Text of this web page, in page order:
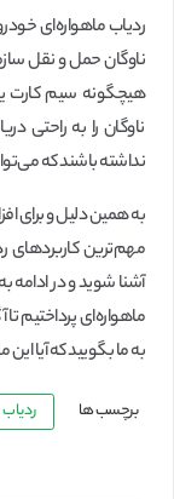
ردیاب ماهواره‌ای
ناوگان حمل و نقل
هیچگونه سیم کارت
ناوگان را به راحتی
نداشته باشند که
به همین دلیل و برای
مهم‌ترین کاربردهای
آشنا شوید و در
ماهواره‌ای پرداختیم
به ما بگویید که آیا
برچسب ها ردیاب